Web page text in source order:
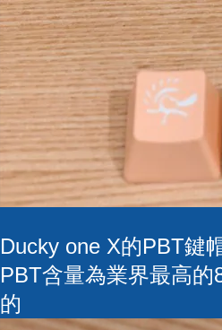
Ducky one X的PBT鍵
PBT含量為業界最高
的